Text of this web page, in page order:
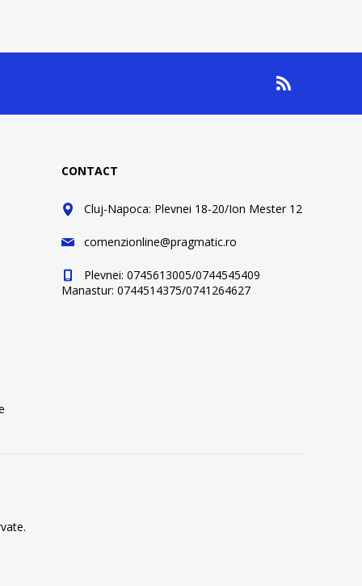
CONTACT
Cluj-Napoca: Plevnei 18-20/Ion Mester 12
comenzionline@pragmatic.ro
Plevnei: 0745613005/0744545409
Manastur: 0744514375/0741264627